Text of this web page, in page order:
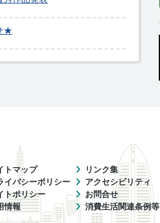
★
トマップ
リンク集
イバシーポリシー
アクセシビリティ
トポリシー
お問合せ
情報
消費生活関連条例等